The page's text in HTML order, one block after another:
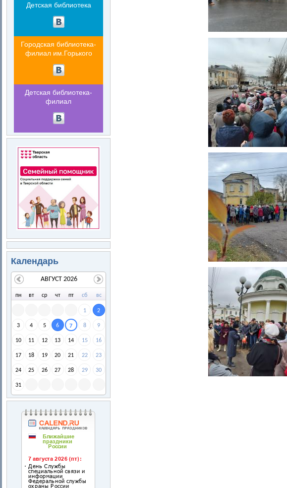
Детская библиотека
Городская библиотека-
филиал им.Горького
Детская библиотека-
филиал
Календарь
пн вт ср чт пт сб вс
1 2
3 4 5 6 7 8 9
10 11 12 13 14 15 16
17 18 19 20 21 22 23
24 25 26 27 28 29 30
31
АВГУСТ 2026